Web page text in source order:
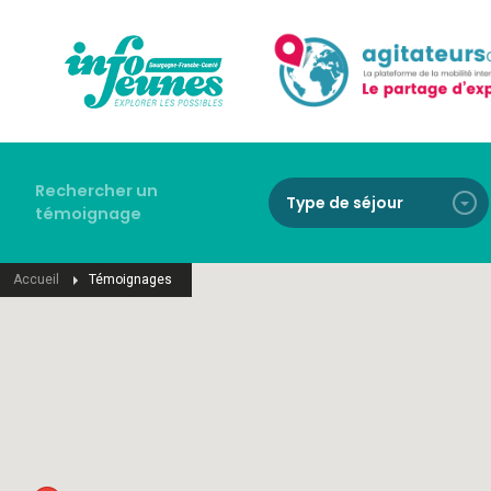
Rechercher un
témoignage
Accueil Témoignages
Accueil Témoignages